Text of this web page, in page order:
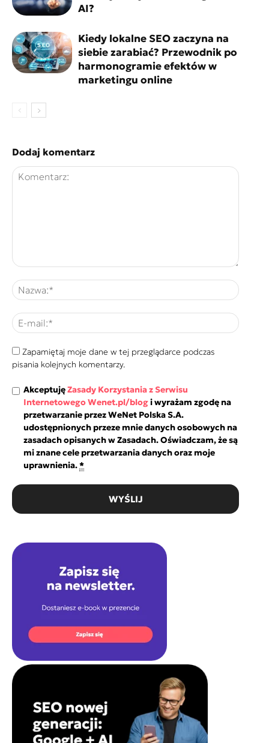
AI?
Kiedy lokalne SEO zaczyna na
siebie zarabiać? Przewodnik po
harmonogramie efektów w
marketingu online
Dodaj komentarz
Zapamiętaj moje dane w tej przeglądarce podczas
pisania kolejnych komentarzy.
AkceptujęZasady Korzystania z Serwisu
Internetowego Wenet.pl/blogi wyrażam zgodę na
przetwarzanie przez WeNet Polska S.A.
udostępnionych przeze mnie danych osobowych na
zasadach opisanych w Zasadach. Oświadczam, że są
mi znane cele przetwarzania danych oraz moje
uprawnienia.*